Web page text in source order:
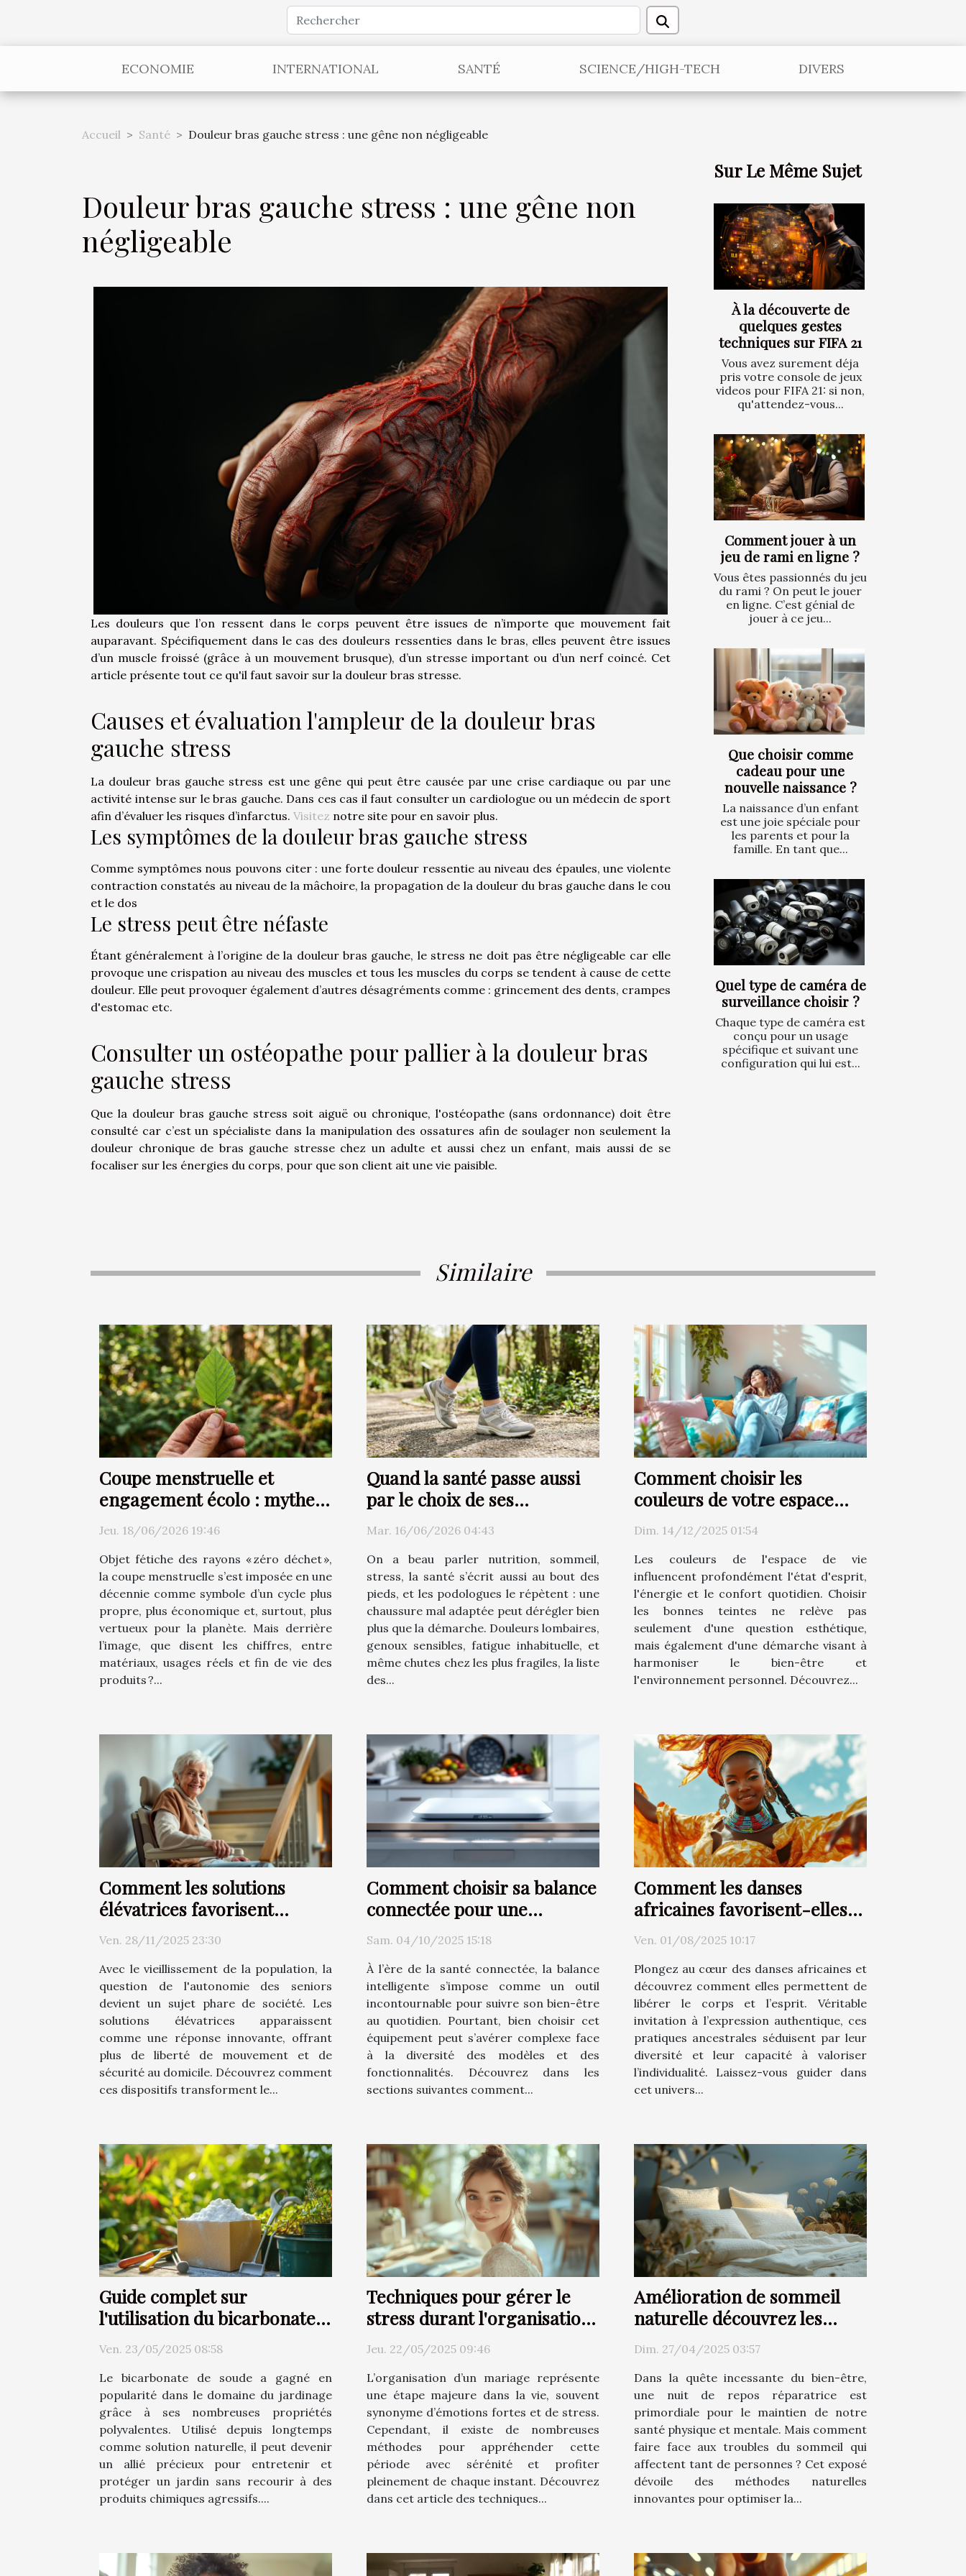
ECONOMIE INTERNATIONAL SANTÉ SCIENCE/HIGH-TECH DIVERS
Accueil Santé Douleur bras gauche stress : une gêne non négligeable
Douleur bras gauche stress : une gêne non
négligeable
Les douleurs que l’on ressent dans le corps peuvent être issues de n’importe que mouvement fait
auparavant. Spécifiquement dans le cas des douleurs ressenties dans le bras, elles peuvent être issues
d’un muscle froissé (grâce à un mouvement brusque), d’un stresse important ou d’un nerf coincé. Cet
article présente tout ce qu'il faut savoir sur la douleur bras stresse.
Causes et évaluation l'ampleur de la douleur bras
gauche stress
La douleur bras gauche stress est une gêne qui peut être causée par une crise cardiaque ou par une
activité intense sur le bras gauche. Dans ces cas il faut consulter un cardiologue ou un médecin de sport
afin d’évaluer les risques d’infarctus. Visitez notre site pour en savoir plus.
Les symptômes de la douleur bras gauche stress
Comme symptômes nous pouvons citer : une forte douleur ressentie au niveau des épaules, une violente
contraction constatés au niveau de la mâchoire, la propagation de la douleur du bras gauche dans le cou
et le dos
Le stress peut être néfaste
Étant généralement à l’origine de la douleur bras gauche, le stress ne doit pas être négligeable car elle
provoque une crispation au niveau des muscles et tous les muscles du corps se tendent à cause de cette
douleur. Elle peut provoquer également d’autres désagréments comme : grincement des dents, crampes
d'estomac etc.
Consulter un ostéopathe pour pallier à la douleur bras
gauche stress
Que la douleur bras gauche stress soit aiguë ou chronique, l'ostéopathe (sans ordonnance) doit être
consulté car c’est un spécialiste dans la manipulation des ossatures afin de soulager non seulement la
douleur chronique de bras gauche stresse chez un adulte et aussi chez un enfant, mais aussi de se
focaliser sur les énergies du corps, pour que son client ait une vie paisible.
Sur Le Même Sujet
À la découverte de
quelques gestes
techniques sur FIFA 21
Vous avez surement déja
pris votre console de jeux
videos pour FIFA 21: si non,
qu'attendez-vous...
Comment jouer à un
jeu de rami en ligne ?
Vous êtes passionnés du jeu
du rami ? On peut le jouer
en ligne. C’est génial de
jouer à ce jeu...
Que choisir comme
cadeau pour une
nouvelle naissance ?
La naissance d’un enfant
est une joie spéciale pour
les parents et pour la
famille. En tant que...
Quel type de caméra de
surveillance choisir ?
Chaque type de caméra est
conçu pour un usage
spécifique et suivant une
configuration qui lui est...
Similaire
Coupe menstruelle et
engagement écolo : mythe
ou réalité ?
Jeu. 18/06/2026 19:46
Objet fétiche des rayons « zéro déchet »,
la coupe menstruelle s’est imposée en une
décennie comme symbole d’un cycle plus
propre, plus économique et, surtout, plus
vertueux pour la planète. Mais derrière
l’image, que disent les chiffres, entre
matériaux, usages réels et fin de vie des
produits ?...
Quand la santé passe aussi
par le choix de ses
chaussures
Mar. 16/06/2026 04:43
On a beau parler nutrition, sommeil,
stress, la santé s’écrit aussi au bout des
pieds, et les podologues le répètent : une
chaussure mal adaptée peut dérégler bien
plus que la démarche. Douleurs lombaires,
genoux sensibles, fatigue inhabituelle, et
même chutes chez les plus fragiles, la liste
des...
Comment choisir les
couleurs de votre espace
pour améliorer votre bien-
être ?
Dim. 14/12/2025 01:54
Les couleurs de l'espace de vie
influencent profondément l'état d'esprit,
l'énergie et le confort quotidien. Choisir
les bonnes teintes ne relève pas
seulement d'une question esthétique,
mais également d'une démarche visant à
harmoniser le bien-être et
l'environnement personnel. Découvrez...
Comment les solutions
élévatrices favorisent
l'autonomie chez les seniors
?
Ven. 28/11/2025 23:30
Avec le vieillissement de la population, la
question de l'autonomie des seniors
devient un sujet phare de société. Les
solutions élévatrices apparaissent
comme une réponse innovante, offrant
plus de liberté de mouvement et de
sécurité au domicile. Découvrez comment
ces dispositifs transforment le...
Comment choisir sa balance
connectée pour une
précision optimale ?
Sam. 04/10/2025 15:18
À l’ère de la santé connectée, la balance
intelligente s’impose comme un outil
incontournable pour suivre son bien-être
au quotidien. Pourtant, bien choisir cet
équipement peut s’avérer complexe face
à la diversité des modèles et des
fonctionnalités. Découvrez dans les
sections suivantes comment...
Comment les danses
africaines favorisent-elles
une expression corporelle
libre ?
Ven. 01/08/2025 10:17
Plongez au cœur des danses africaines et
découvrez comment elles permettent de
libérer le corps et l’esprit. Véritable
invitation à l’expression authentique, ces
pratiques ancestrales séduisent par leur
diversité et leur capacité à valoriser
l’individualité. Laissez-vous guider dans
cet univers...
Guide complet sur
l'utilisation du bicarbonate
de soude au jardin
Ven. 23/05/2025 08:58
Le bicarbonate de soude a gagné en
popularité dans le domaine du jardinage
grâce à ses nombreuses propriétés
polyvalentes. Utilisé depuis longtemps
comme solution naturelle, il peut devenir
un allié précieux pour entretenir et
protéger un jardin sans recourir à des
produits chimiques agressifs....
Techniques pour gérer le
stress durant l'organisation
de son mariage
Jeu. 22/05/2025 09:46
L’organisation d’un mariage représente
une étape majeure dans la vie, souvent
synonyme d’émotions fortes et de stress.
Cependant, il existe de nombreuses
méthodes pour appréhender cette
période avec sérénité et profiter
pleinement de chaque instant. Découvrez
dans cet article des techniques...
Amélioration de sommeil
naturelle découvrez les
techniques inédites
d'optimisation du repos
Dim. 27/04/2025 03:57
Dans la quête incessante du bien-être,
une nuit de repos réparatrice est
primordiale pour le maintien de notre
santé physique et mentale. Mais comment
faire face aux troubles du sommeil qui
affectent tant de personnes ? Cet exposé
dévoile des méthodes naturelles
innovantes pour optimiser la...